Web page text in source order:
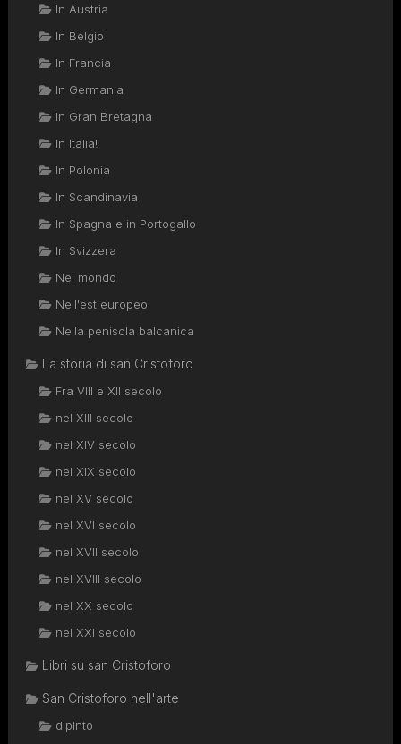
In Austria
In Belgio
In Francia
In Germania
In Gran Bretagna
In Italia!
In Polonia
In Scandinavia
In Spagna e in Portogallo
In Svizzera
Nel mondo
Nell'est europeo
Nella penisola balcanica
La storia di san Cristoforo
Fra VIII e XII secolo
nel XIII secolo
nel XIV secolo
nel XIX secolo
nel XV secolo
nel XVI secolo
nel XVII secolo
nel XVIII secolo
nel XX secolo
nel XXI secolo
Libri su san Cristoforo
San Cristoforo nell'arte
dipinto